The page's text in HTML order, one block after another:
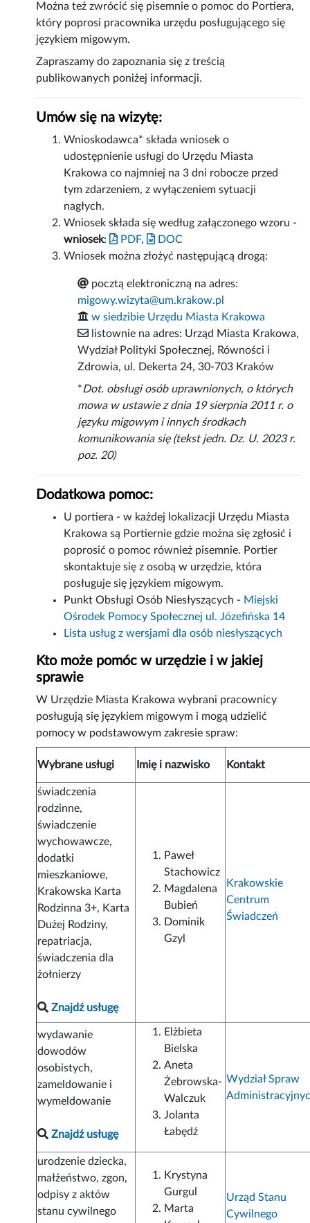
Można też zwrócić się pisemnie o pomoc do Portiera,
który poprosi pracownika urzędu posługującego się
językiem migowym.
Zapraszamy do zapoznania się z treścią
publikowanych poniżej informacji.
Umów się na wizytę:
Wnioskodawca* składa wniosek o
udostępnienie usługi do Urzędu Miasta
Krakowa co najmniej na 3 dni robocze przed
tym zdarzeniem, z wyłączeniem sytuacji
nagłych.
Wniosek składa się według załączonego wzoru -
wniosek: PDF,
DOC
Wniosek można złożyć następującą drogą:
pocztą elektroniczną na adres:
migowy.wizyta@um.krakow.pl
w siedzibie Urzędu Miasta Krakowa
listownie na adres: Urząd Miasta Krakowa,
Wydział Polityki Społecznej, Równości i
Zdrowia, ul. Dekerta 24, 30-703 Kraków
*Dot. obsługi osób uprawnionych, o których
mowa w ustawie z dnia 19 sierpnia 2011 r. o
języku migowym i innych środkach
komunikowania się (tekst jedn. Dz. U. 2023 r.
poz. 20)
Dodatkowa pomoc:
U portiera - w każdej lokalizacji Urzędu Miasta
Krakowa są Portiernie gdzie można się zgłosić i
poprosić o pomoc również pisemnie. Portier
skontaktuje się z osobą w urzędzie, która
posługuje się językiem migowym.
Punkt Obsługi Osób Niesłyszących - Miejski
Ośrodek Pomocy Społecznej ul. Józefińska 14
Lista usług z wersjami dla osób niesłyszących
Kto może pomóc w urzędzie i w jakiej
sprawie
W Urzędzie Miasta Krakowa wybrani pracownicy
posługują się językiem migowym i mogą udzielić
pomocy w podstawowym zakresie spraw:
Wybrane usługi Imię i nazwisko Kontakt
świadczenia
rodzinne,
świadczenie
wychowawcze,
dodatki
mieszkaniowe,
Krakowska Karta
Rodzinna 3+, Karta
Dużej Rodziny,
repatriacja,
świadczenia dla
żołnierzy
Znajdź usługę
Paweł
Stachowicz
Magdalena
Bubień
Dominik
Gzyl
Krakowskie
Centrum
Świadczeń
wydawanie
dowodów
osobistych,
zameldowanie i
wymeldowanie
Znajdź usługę
Elżbieta
Bielska
Aneta
Żebrowska-
Walczuk
Jolanta
Łabędź
Wydział Spraw
urodzenie dziecka,
małżeństwo, zgon,
odpisy z aktów
stanu cywilnego
Krystyna
Gurgul
Marta
Urząd Stanu
Cywilnego